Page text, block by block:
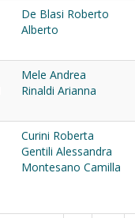
De Blasi Roberto
Alberto
Mele Andrea
Rinaldi Arianna
Curini Roberta
Gentili Alessandra
Montesano Camilla